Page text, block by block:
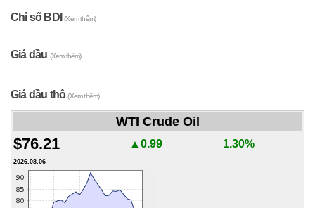
Chỉ số BDI(Xem thêm)
Giá dầu (Xem thêm)
Giá dầu thô(Xem thêm)
WTI Crude Oil
$76.21 ▲0.99 1.30%
2026.08.06